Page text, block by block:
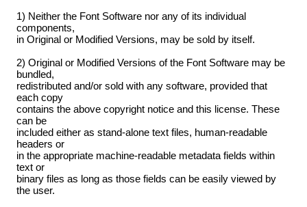
1) Neither the Font Software nor any of its individual
components,
in Original or Modified Versions, may be sold by itself.
2) Original or Modified Versions of the Font Software may be
bundled,
redistributed and/or sold with any software, provided that
each copy
contains the above copyright notice and this license. These
can be
included either as stand-alone text files, human-readable
headers or
in the appropriate machine-readable metadata fields within
text or
binary files as long as those fields can be easily viewed by
the user.